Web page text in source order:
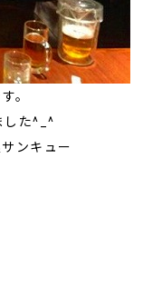
。
した^_^
ンキュー